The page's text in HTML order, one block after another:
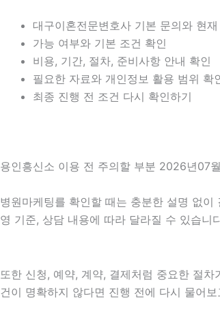
대구이혼전문변호사 기본 문의와 현
가능 여부와 기본 조건 확인
비용, 기간, 절차, 준비사항 안내 확인
필요한 자료와 개인정보 활용 범위 확
최종 진행 전 조건 다시 확인하기
용인흥신소 이용 전 주의할 부분 2026년07
병원마케팅를 확인할 때는 충분한 설명 없
영 기준, 상담 내용에 따라 달라질 수 있습니
또한 신청, 예약, 계약, 결제처럼 중요한 절
건이 명확하지 않다면 진행 전에 다시 물어